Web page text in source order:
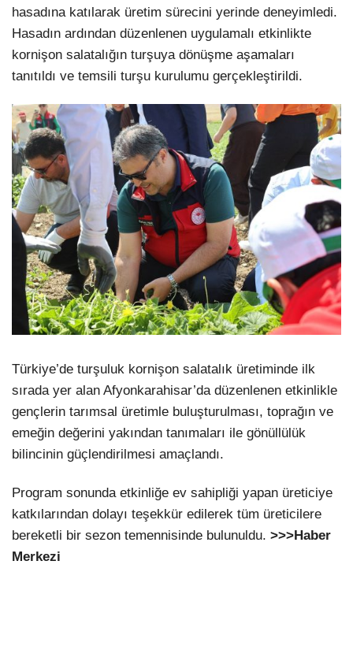
hasadına katılarak üretim sürecini yerinde deneyimledi.
Hasadın ardından düzenlenen uygulamalı etkinlikte
kornişon salatalığın turşuya dönüşme aşamaları
tanıtıldı ve temsili turşu kurulumu gerçekleştirildi.
Türkiye’de turşuluk kornişon salatalık üretiminde ilk
sırada yer alan Afyonkarahisar’da düzenlenen etkinlikle
gençlerin tarımsal üretimle buluşturulması, toprağın ve
emeğin değerini yakından tanımaları ile gönüllülük
bilincinin güçlendirilmesi amaçlandı.
Program sonunda etkinliğe ev sahipliği yapan üreticiye
katkılarından dolayı teşekkür edilerek tüm üreticilere
bereketli bir sezon temennisinde bulunuldu. >>>Haber
Merkezi